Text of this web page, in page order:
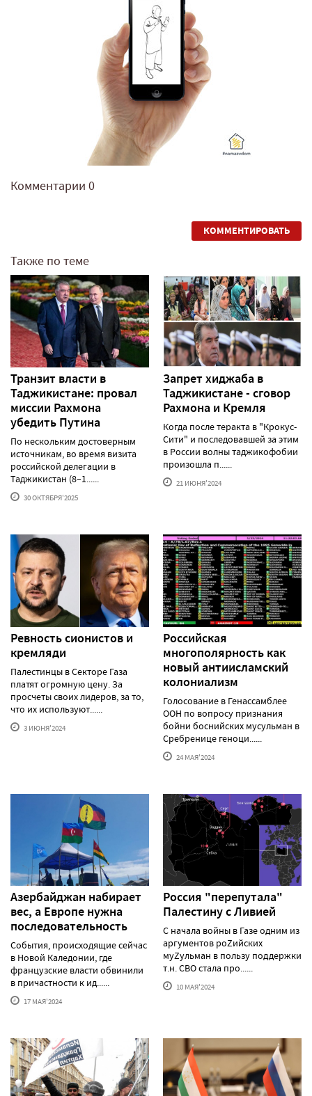
Комментарии 0
КОММЕНТИРОВАТЬ
Также по теме
Транзит власти в
Таджикистане: провал
миссии Рахмона
убедить Путина
По нескольким достоверным
источникам, во время визита
российской делегации в
Таджикистан (8–1......
30 ОКТЯБРЯ'2025
Запрет хиджаба в
Таджикистане - сговор
Рахмона и Кремля
Когда после теракта в "Крокус-
Сити" и последовавшей за этим
в России волны таджикофобии
произошла п......
21 ИЮНЯ'2024
Ревность сионистов и
кремляди
Палестинцы в Секторе Газа
платят огромную цену. За
просчеты своих лидеров, за то,
что их используют......
3 ИЮНЯ'2024
Российская
многополярность как
новый антиисламский
колониализм
Голосование в Генассамблее
ООН по вопросу признания
бойни боснийских мусульман в
Сребренице геноци......
24 МАЯ'2024
Азербайджан набирает
вес, а Европе нужна
последовательность
События, происходящие сейчас
в Новой Каледонии, где
французские власти обвинили
в причастности к ид......
17 МАЯ'2024
Россия "перепутала"
Палестину с Ливией
С начала войны в Газе одним из
аргументов роZийских
муZульман в пользу поддержки
т.н. СВО стала про......
10 МАЯ'2024